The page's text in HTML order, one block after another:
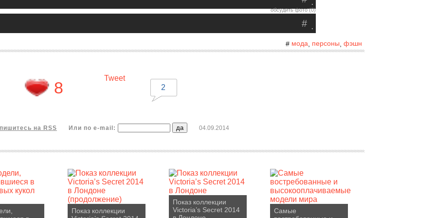
обсудить фото (0)
.
#
# мода персоны фэшн
8
Tweet
2
на RSS Или по e-mail: 04.09.2014
Показ коллекции
Показ коллекции
Victoria’s Secret 2014
Самые